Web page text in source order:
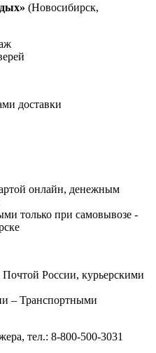
(Новосибирск,
доставки
онлайн, денежным
только при самовывозе -
России, курьерскими
– Транспортными
тел.: 8-800-500-3031